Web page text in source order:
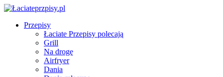
Przepisy
Łaciate Przepisy polecają
Grill
Na drogę
Airfryer
Dania